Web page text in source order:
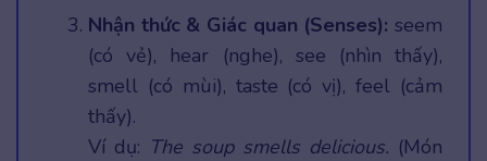
Nhận thức & Giác quan (Senses): seem
(có vẻ), hear (nghe), see (nhìn thấy),
smell (có mùi), taste (có vị), feel (cảm
thấy).
Ví dụ: The soup smells delicious. (Món